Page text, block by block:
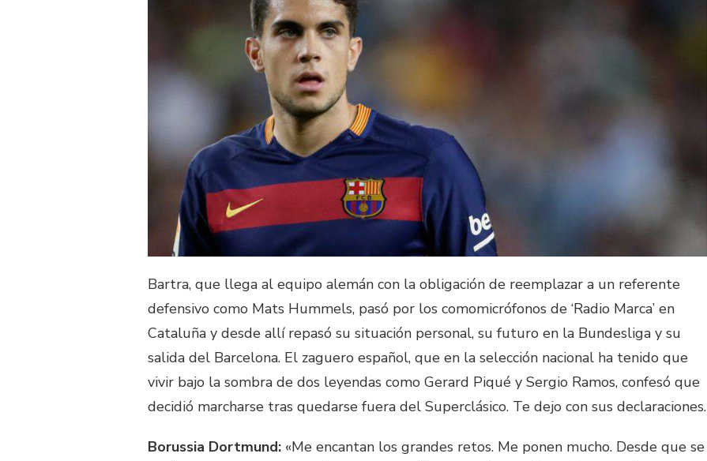
Bartra, que llega al equipo alemán con la obligación de reemplazar a un referente
defensivo como Mats Hummels, pasó por los comomicrófonos de ‘Radio Marca’ en
Cataluña y desde allí repasó su situación personal, su futuro en la Bundesliga y su
salida del Barcelona. El zaguero español, que en la selección nacional ha tenido que
vivir bajo la sombra de dos leyendas como Gerard Piqué y Sergio Ramos, confesó que
decidió marcharse tras quedarse fuera del Superclásico. Te dejo con sus declaraciones.
Borussia Dortmund: «Me encantan los grandes retos. Me ponen mucho. Desde que se